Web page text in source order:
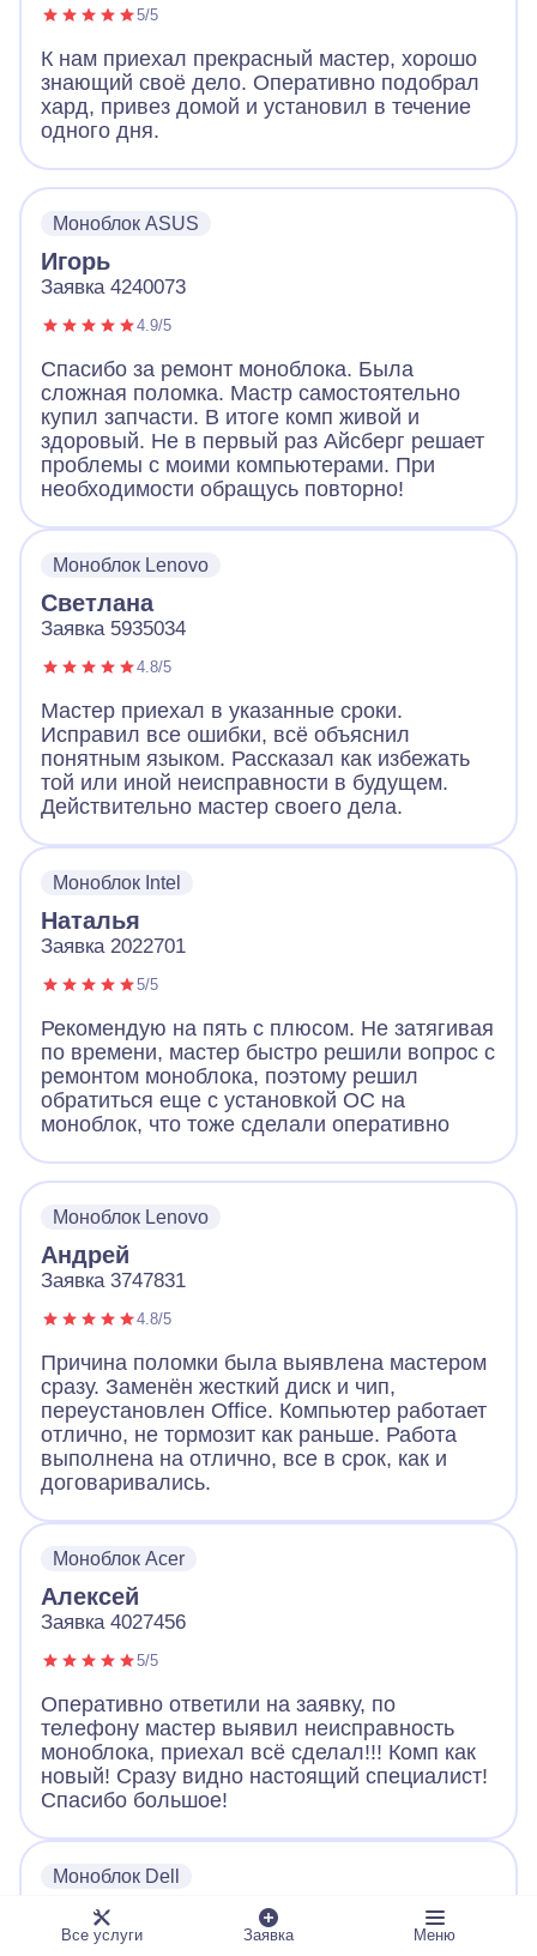
5/5
К нам приехал прекрасный мастер, хорошо
знающий своё дело. Оперативно подобрал
хард, привез домой и установил в течение
одного дня.
Моноблок ASUS
Игорь
Заявка 4240073
4.9/5
Спасибо за ремонт моноблока. Была
сложная поломка. Мастр самостоятельно
купил запчасти. В итоге комп живой и
здоровый. Не в первый раз Айсберг решает
проблемы с моими компьютерами. При
необходимости обращусь повторно!
Моноблок Lenovo
Светлана
Заявка 5935034
4.8/5
Мастер приехал в указанные сроки.
Исправил все ошибки, всё объяснил
понятным языком. Рассказал как избежать
той или иной неисправности в будущем.
Действительно мастер своего дела.
Моноблок Intel
Наталья
Заявка 2022701
5/5
Рекомендую на пять с плюсом. Не затягивая
по времени, мастер быстро решили вопрос с
ремонтом моноблока, поэтому решил
обратиться еще с установкой ОС на
моноблок, что тоже сделали оперативно
Моноблок Lenovo
Андрей
Заявка 3747831
4.8/5
Причина поломки была выявлена мастером
сразу. Заменён жесткий диск и чип,
переустановлен Office. Компьютер работает
отлично, не тормозит как раньше. Работа
выполнена на отлично, все в срок, как и
договаривались.
Моноблок Acer
Алексей
Заявка 4027456
5/5
Оперативно ответили на заявку, по
телефону мастер выявил неисправность
моноблока, приехал всё сделал!!! Комп как
новый! Сразу видно настоящий специалист!
Спасибо большое!
Моноблок Dell
Александр
Заявка 8830815
Все услуги Заявка Меню